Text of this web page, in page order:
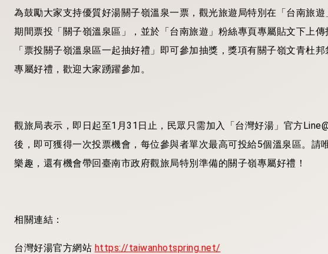
為鼓勵大家支持優質好湯關子嶺溫泉一票，觀光旅遊局特別在「台南旅
期間票投「關子嶺溫泉區」，並於「台南旅遊」粉絲專頁專屬貼文下上
「票投關子嶺溫泉區一起抽好禮」即可參加抽獎，獎項有關子嶺文青杜
專屬好禮，歡迎大家踴躍參加。
觀旅局表示，即日起至1月31日止，民眾只需加入「台灣好湯」官方
後，即可獲得一次投票機會，每位參與者單次最高可投給5個溫泉區。請
樂趣，還有機會帶回臺南市政府觀旅局特別準備的關子嶺專屬好禮！
相關連結：
台灣好湯官方網站 https://taiwanhotspring.net/